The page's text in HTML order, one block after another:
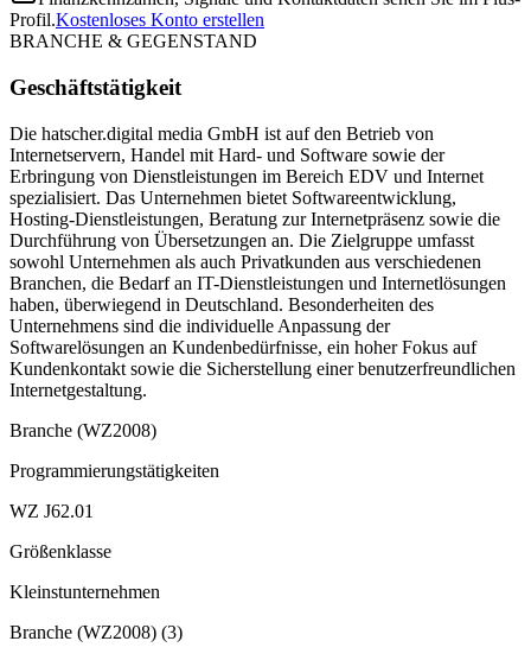
Profil.Kostenloses Konto erstellen
BRANCHE & GEGENSTAND
Geschäftstätigkeit
Die hatscher.digital media GmbH ist auf den Betrieb von
Internetservern, Handel mit Hard- und Software sowie der
Erbringung von Dienstleistungen im Bereich EDV und Internet
spezialisiert. Das Unternehmen bietet Softwareentwicklung,
Hosting-Dienstleistungen, Beratung zur Internetpräsenz sowie die
Durchführung von Übersetzungen an. Die Zielgruppe umfasst
sowohl Unternehmen als auch Privatkunden aus verschiedenen
Branchen, die Bedarf an IT-Dienstleistungen und Internetlösungen
haben, überwiegend in Deutschland. Besonderheiten des
Unternehmens sind die individuelle Anpassung der
Softwarelösungen an Kundenbedürfnisse, ein hoher Fokus auf
Kundenkontakt sowie die Sicherstellung einer benutzerfreundlichen
Internetgestaltung.
Branche (WZ2008)
Programmierungstätigkeiten
WZ J62.01
Größenklasse
Kleinstunternehmen
Branche (WZ2008) (3)